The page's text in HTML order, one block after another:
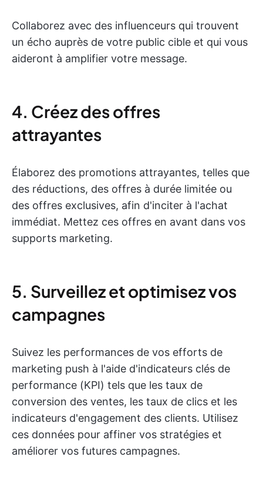
Collaborez avec des influenceurs qui trouvent
un écho auprès de votre public cible et qui vous
aideront à amplifier votre message.
4. Créez des offres
attrayantes
Élaborez des promotions attrayantes, telles que
des réductions, des offres à durée limitée ou
des offres exclusives, afin d'inciter à l'achat
immédiat. Mettez ces offres en avant dans vos
supports marketing.
5. Surveillez et optimisez vos
campagnes
Suivez les performances de vos efforts de
marketing push à l'aide d'indicateurs clés de
performance (KPI) tels que les taux de
conversion des ventes, les taux de clics et les
indicateurs d'engagement des clients. Utilisez
ces données pour affiner vos stratégies et
améliorer vos futures campagnes.